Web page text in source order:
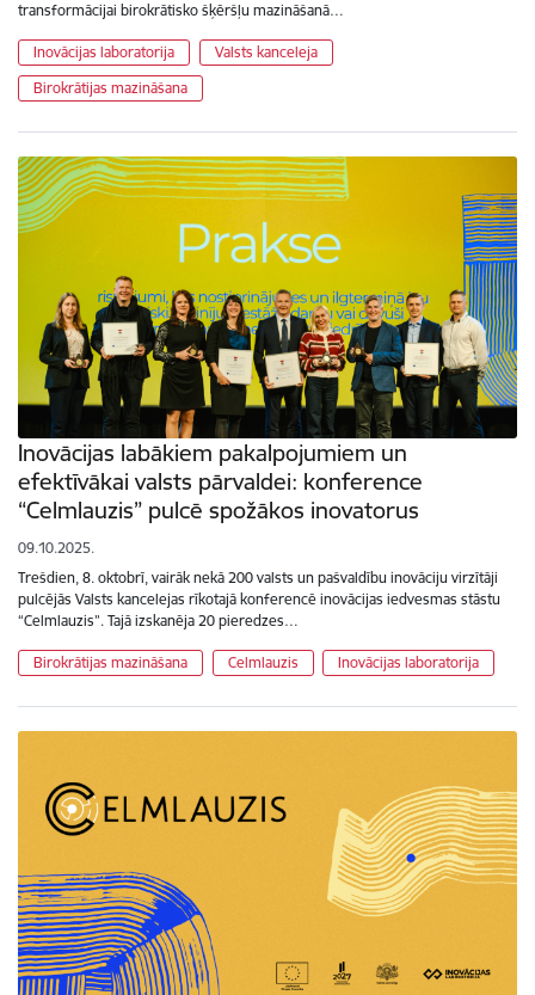
transformācijai birokrātisko šķēršļu mazināšanā…
Inovācijas laboratorija
Valsts kanceleja
Birokrātijas mazināšana
Inovācijas labākiem pakalpojumiem un
efektīvākai valsts pārvaldei: konference
“Celmlauzis” pulcē spožākos inovatorus
09.10.2025.
Trešdien, 8. oktobrī, vairāk nekā 200 valsts un pašvaldību inovāciju virzītāji
pulcējās Valsts kancelejas rīkotajā konferencē inovācijas iedvesmas stāstu
“Celmlauzis”. Tajā izskanēja 20 pieredzes…
Birokrātijas mazināšana Celmlauzis Inovācijas laboratorija